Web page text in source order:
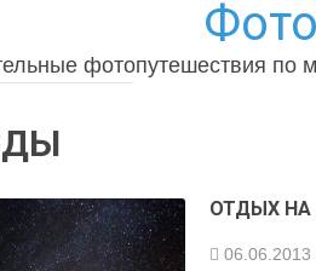
фотопутешествия по
ОТДЫХ
06.06.2013